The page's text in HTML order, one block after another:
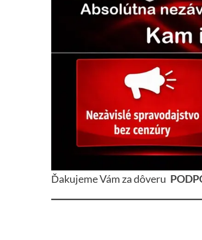
Ďakujeme Vám za dôveru